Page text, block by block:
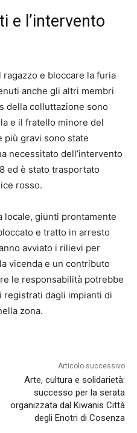
e l’intervento
e bloccare la furia
anche gli altri membri
della colluttazione sono
e il fratello minore del
più gravi sono state
necessitato dell’intervento
ed è stato trasportato
rosso.
locale, giunti prontamente
e tratto in arresto
avviato i rilievi per
vicenda e un contributo
le responsabilità potrebbe
registrati dagli impianti di
zona.
Articolo successivo
Arte, cultura e solidarietà:
successo per la serata
organizzata dal Kiwanis Città
degli Enotri di Cosenza